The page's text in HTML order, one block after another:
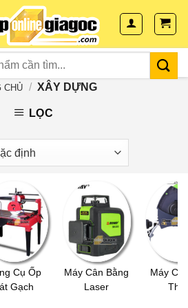
CHỦ / XÂY DỰNG
LỌC
Cụ Ốp
Gạch
Máy Cân Bằng
Laser
Máy